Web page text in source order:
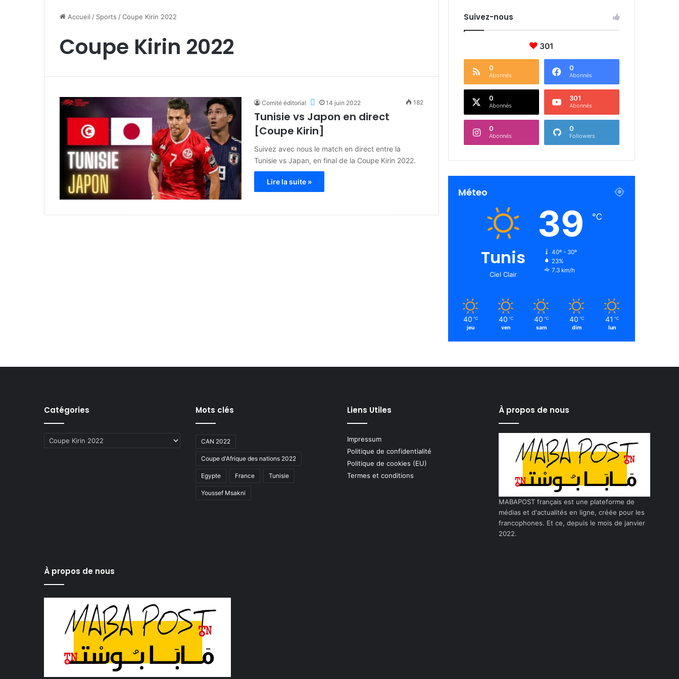
Accueil / Sports /Coupe Kirin 2022
Coupe Kirin 2022
Comité éditorial 14 juin 2022 182
Tunisie vs Japon en direct
[Coupe Kirin]
Suivez avec nous le match en direct entre la
Tunisie vs Japan, en final de la Coupe Kirin 2022.
Lire la suite »
Suivez-nous
301
0
Abonnés
0
Abonnés
0
Abonnés
301
Abonnés
0
Abonnés
0
Followers
Méteo
Tunis
Ciel Clair
39 ℃
40º - 30º
23%
7.3 km/h
40 ℃
jeu
40 ℃
ven
40 ℃
sam
40 ℃
dim
41 ℃
lun
Catégories
Catégories
Mots clés
CAN 2022
Coupe d'Afrique des nations 2022
Egypte France Tunisie
Youssef Msakni
Liens Utiles
Impressum
Politique de confidentialité
Politique de cookies (EU)
Termes et conditions
À propos de nous
MABAPOST français est une plateforme de
médias et d'actualités en ligne, créée pour les
francophones. Et ce, depuis le mois de janvier
2022.
À propos de nous